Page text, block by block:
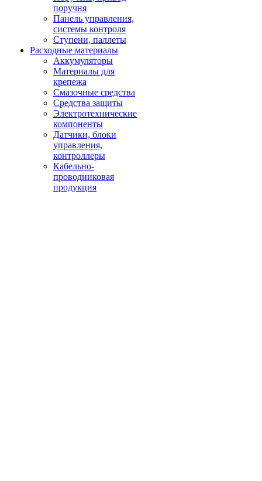
поручня
Панель управления,
системы контроля
Ступени, паллеты
Расходные материалы
Аккумуляторы
Материалы для
крепежа
Смазочные средства
Средства защиты
Электротехнические
компоненты
Датчики, блоки
управления,
контроллеры
Кабельно-
проводниковая
продукция